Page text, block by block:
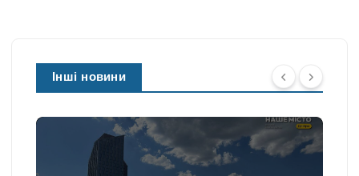
Інші новини